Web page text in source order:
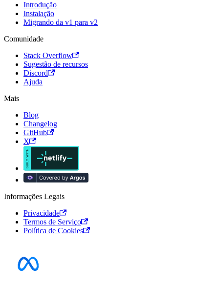
Introdução
Instalação
Migrando da v1 para v2
Comunidade
Stack Overflow
Sugestão de recursos
Discord
Ajuda
Mais
Blog
Changelog
GitHub
X
Informações Legais
Privacidade
Termos de Serviço
Política de Cookies